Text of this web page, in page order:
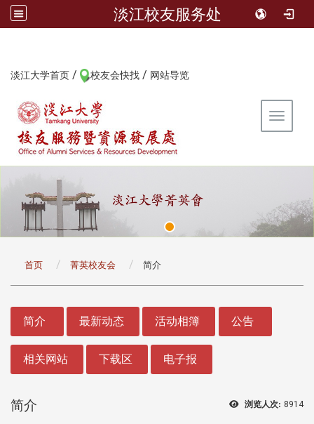
淡江校友服务处
淡江大学首页 / 校友会快找 / 网站导览
Toggle
首页 菁英校友会 简介
简介 最新动态 活动相簿 公告
相关网站 下载区 电子报
浏览人次: 8914
简介